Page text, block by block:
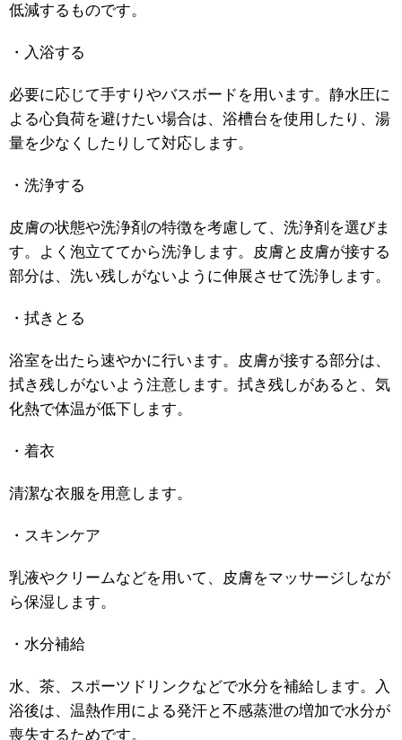
低減するものです。
・入浴する
必要に応じて手すりやバスボードを用います。静水圧に
よる心負荷を避けたい場合は、浴槽台を使用したり、湯
量を少なくしたりして対応します。
・洗浄する
皮膚の状態や洗浄剤の特徴を考慮して、洗浄剤を選びま
す。よく泡立ててから洗浄します。皮膚と皮膚が接する
部分は、洗い残しがないように伸展させて洗浄します。
・拭きとる
浴室を出たら速やかに行います。皮膚が接する部分は、
拭き残しがないよう注意します。拭き残しがあると、気
化熱で体温が低下します。
・着衣
清潔な衣服を用意します。
・スキンケア
乳液やクリームなどを用いて、皮膚をマッサージしなが
ら保湿します。
・水分補給
水、茶、スポーツドリンクなどで水分を補給します。入
浴後は、温熱作用による発汗と不感蒸泄の増加で水分が
喪失するためです。